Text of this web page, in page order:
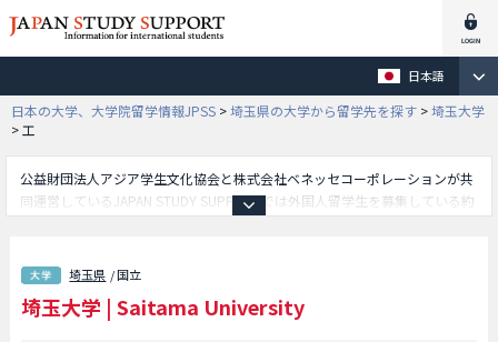
日本語
日本の大学、大学院留学情報JPSS >埼玉県の大学から留学先を探す >埼玉大学
>工
公益財団法人アジア学生文化協会と株式会社ベネッセコーポレーションが共
同運営しているJAPAN STUDY SUPPORTでは外国人留学生を募集している約
や経済学部や理学部や工学部等、学部別情報や、募集定員や合格者数など入
試情報、施設案内、アクセスなど外国人留学生に必要な情報を掲載している
ので是非ご利用ください。
埼玉県 / 国立
埼玉大学 | Saitama University